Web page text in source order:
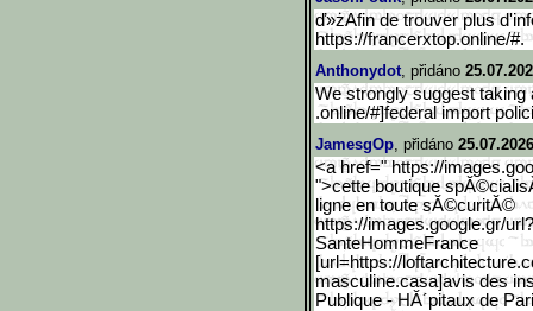
ď»żAfin de trouver plus
https://francerxtop.online/#.
Anthonydot, přidáno
We strongly suggest
.online/#]federal import
JamesgOp, přidáno
<a href=" https://
">cette boutique
ligne en toute sĂ©curitĂ©
https://images.google.gr/
SanteHommeFrance
[url=https://loftarchitec
masculine.casa]avis des
Publique - HĂ´pitaux de